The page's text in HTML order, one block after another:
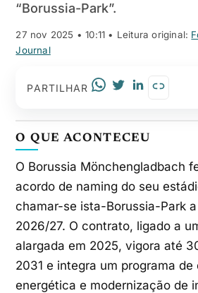
“Borussia-Park”.
27 nov 2025 • 10:11 • Leitura original:
Journal
PARTILHAR
O QUE ACONTECEU
O Borussia Mönchengladbach fechou o primeiro
acordo de naming do seu
chamar-se ista-Borussia-Park
2026/27. O contrato, ligado a
alargada em 2025, vigora até
2031 e integra um programa de
energética e modernização de